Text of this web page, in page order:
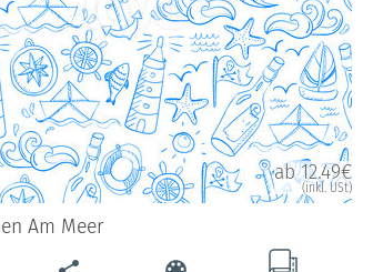
ab 12.49€
(inkl. USt)
Am Meer